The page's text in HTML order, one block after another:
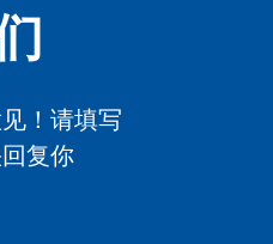
！请填写
复你